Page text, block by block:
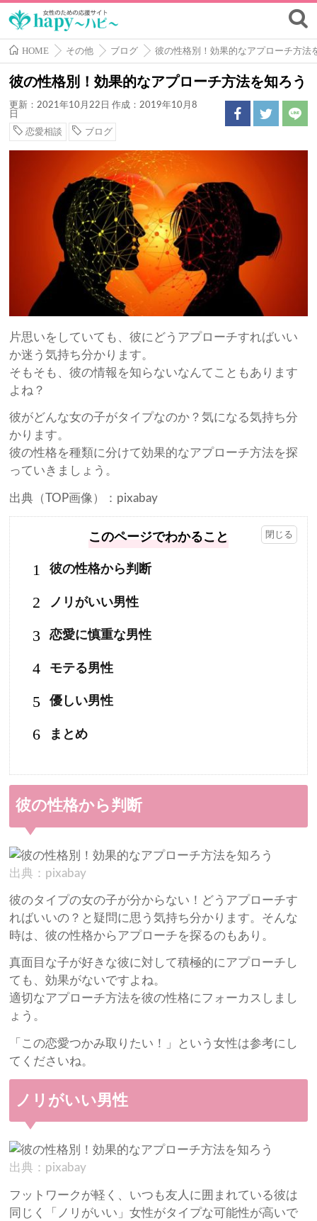
HOME その他 ブログ 彼の性格別！効果的なアプローチ方法
彼の性格別！効果的なアプローチ方法を知ろう
更新：2021年10月22日 作成：2019年10月8
日
恋愛相談
ブログ
片思いをしていても、彼にどうアプローチすればいい
か迷う気持ち分かります。
そもそも、彼の情報を知らないなんてこともあります
よね？
彼がどんな女の子がタイプなのか？気になる気持ち分
かります。
彼の性格を種類に分けて効果的なアプローチ方法を探
っていきましょう。
出典（TOP画像）：pixabay
このページでわかること
1 彼の性格から判断
2 ノリがいい男性
3 恋愛に慎重な男性
4 モテる男性
5 優しい男性
6 まとめ
彼の性格から判断
出典：pixabay
彼のタイプの女の子が分からない！どうアプローチす
ればいいの？と疑問に思う気持ち分かります。そんな
時は、彼の性格からアプローチを探るのもあり。
真面目な子が好きな彼に対して積極的にアプローチし
ても、効果がないですよね。
適切なアプローチ方法を彼の性格にフォーカスしまし
ょう。
「この恋愛つかみ取りたい！」という女性は参考にし
てくださいね。
ノリがいい男性
出典：pixabay
フットワークが軽く、いつも友人に囲まれている彼は
同じく「ノリがいい」女性がタイプな可能性が高いで